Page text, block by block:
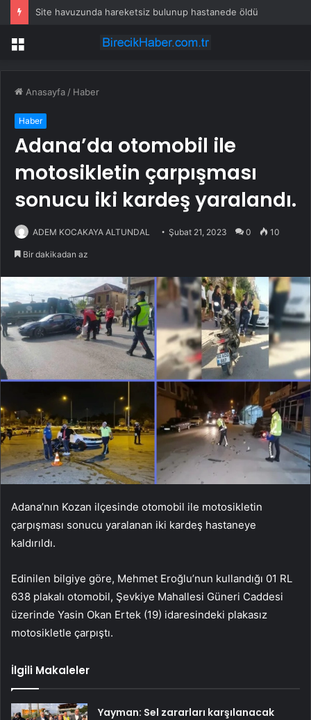
Site havuzunda hareketsiz bulunup hastanede öldü
Menü
Anasayfa / Haber
Haber
Adana’da otomobil ile
motosikletin çarpışması
sonucu iki kardeş yaralandı.
ADEM KOCAKAYA ALTUNDAL Şubat 21, 2023 0 10
Bir dakikadan az
Adana’nın Kozan ilçesinde otomobil ile motosikletin
çarpışması sonucu yaralanan iki kardeş hastaneye
kaldırıldı.
Edinilen bilgiye göre, Mehmet Eroğlu’nun kullandığı 01 RL
638 plakalı otomobil, Şevkiye Mahallesi Güneri Caddesi
üzerinde Yasin Okan Ertek (19) idaresindeki plakasız
motosikletle çarpıştı.
İlgili Makaleler
Yayman: Sel zararları karşılanacak